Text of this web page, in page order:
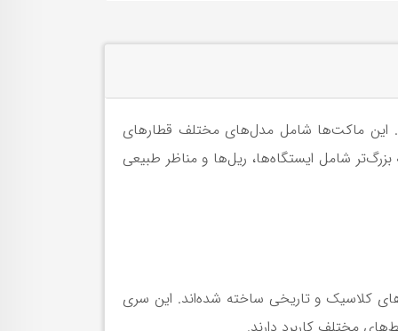
این ماکت‌ها شامل مدل‌های مختلف قطارهای
شامل ایستگاه‌ها، ریل‌ها و مناظر طبیعی
کلاسیک و تاریخی ساخته شده‌اند. این سری